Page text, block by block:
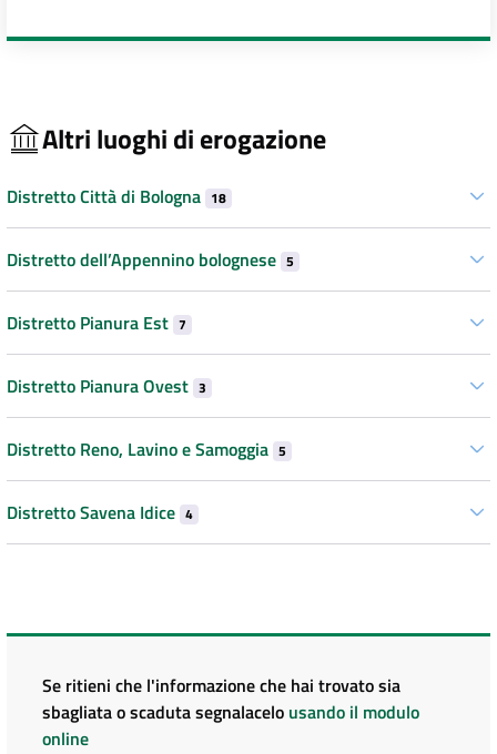
Altri luoghi di erogazione
Distretto Città di Bologna 18
Distretto dell’Appennino bolognese 5
Distretto Pianura Est 7
Distretto Pianura Ovest 3
Distretto Reno, Lavino e Samoggia 5
Distretto Savena Idice 4
Se ritieni che l'informazione che hai trovato sia
sbagliata o scaduta segnalacelo usando il modulo
online